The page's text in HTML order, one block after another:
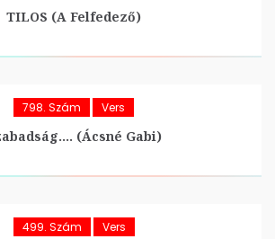
TILOS (A Felfedező)
798. Szám Vers
(Ácsné Gabi)
499. Szám Vers